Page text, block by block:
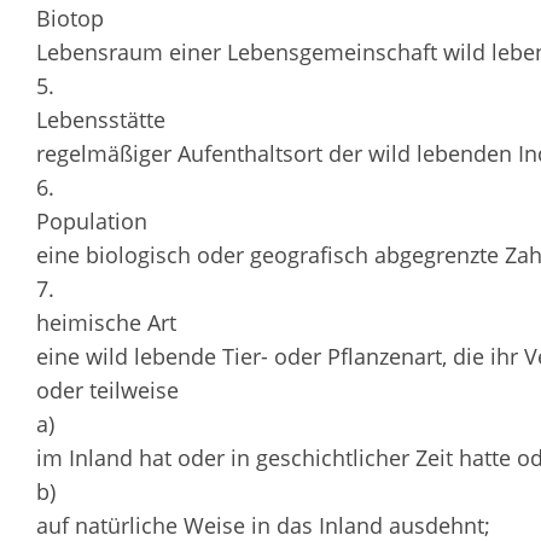
Biotop
Lebensraum einer Lebensgemeinschaft wild
5.
Lebensstätte
regelmäßiger Aufenthaltsort der wild lebenden
6.
Population
eine biologisch oder geografisch abgegrenzte
7.
heimische Art
eine wild lebende Tier- oder Pflanzenart, die ihr
oder teilweise
a)
im Inland hat oder in geschichtlicher Zeit hatte
b)
auf natürliche Weise in das Inland ausdehnt;